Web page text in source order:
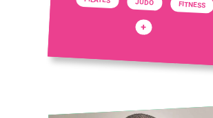
JUDO FITNESS
+